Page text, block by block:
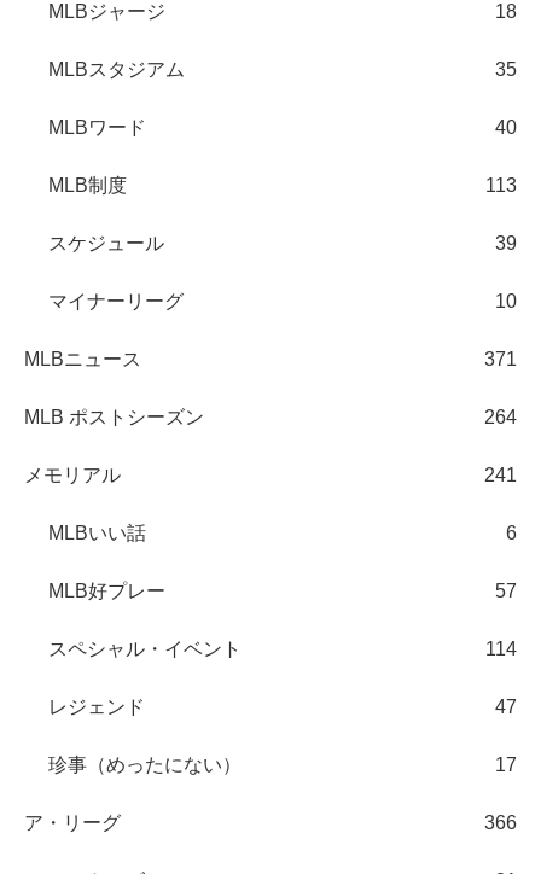
MLBジャージ 18
MLBスタジアム 35
MLBワード 40
MLB制度 113
スケジュール 39
マイナーリーグ 10
MLBニュース 371
MLB ポストシーズン 264
メモリアル 241
MLBいい話 6
MLB好プレー 57
スペシャル・イベント 114
レジェンド 47
珍事（めったにない） 17
ア・リーグ 366